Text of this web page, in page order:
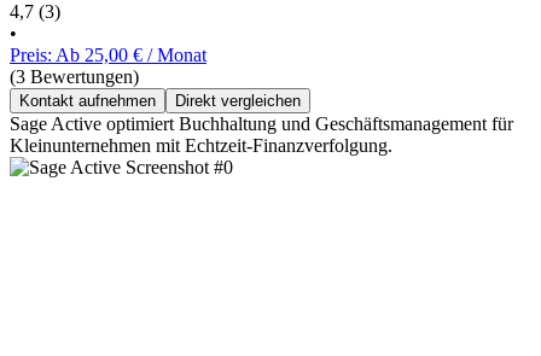
4,7 (3)
•
Preis: Ab 25,00 € / Monat
(3 Bewertungen)
Kontakt aufnehmen Direkt vergleichen
Sage Active optimiert Buchhaltung und Geschäftsmanagement für
Kleinunternehmen mit Echtzeit-Finanzverfolgung.